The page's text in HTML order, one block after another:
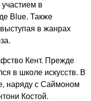
в
Blue. Также
в жанрах
Кент. Прежде
в школе искусств. В
наряду с Саймоном
Костой.